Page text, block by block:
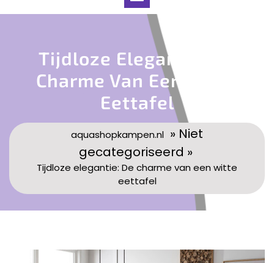
Tijdloze Elegantie: De
Charme Van Een Witte
Eettafel
aquashopkampen.nl » Niet
gecategoriseerd »
Tijdloze elegantie: De charme van een witte
eettafel